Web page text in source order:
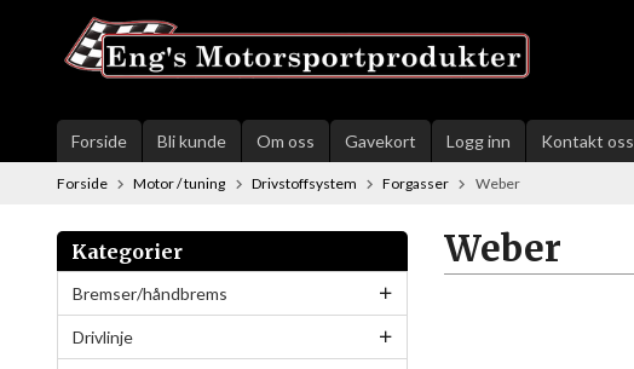
innholdet
Forside Bli kunde Om oss Gavekort Logg inn Kontakt oss
Forside Motor / tuning Drivstoffsystem Forgasser Weber
Kategorier
Bremser/håndbrems
Drivlinje
Weber